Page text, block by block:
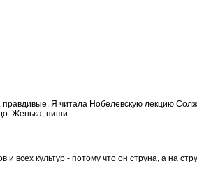
Я читала Нобелевскую лекцию
Женька, пиши.
и всех культур - потому что он струна, а на